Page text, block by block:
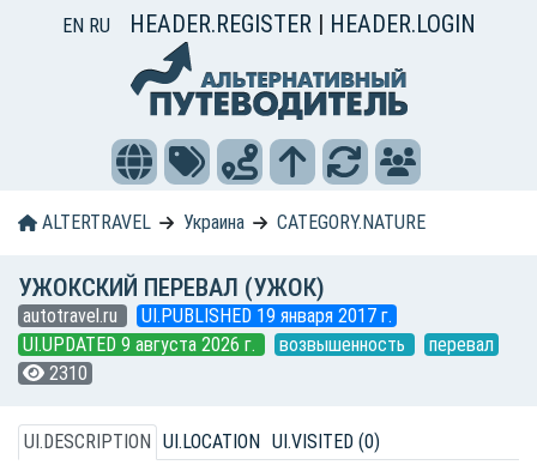
EN RU HEADER.REGISTER | HEADER.LOGIN
ALTERTRAVEL Украина CATEGORY.NATURE
УЖОКСКИЙ ПЕРЕВАЛ (УЖОК)
autotravel.ru
UI.PUBLISHED 19 января 2017 г.
UI.UPDATED 9 августа 2026 г.
возвышенность
перевал
2310
UI.DESCRIPTION UI.LOCATION UI.VISITED (0)